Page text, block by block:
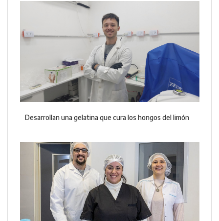
Desarrollan una gelatina que cura los hongos del limón